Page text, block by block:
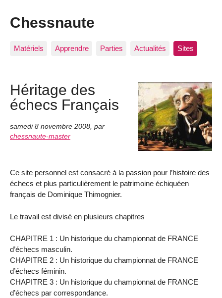
Chessnaute
Matériels Apprendre Parties Actualités Sites
Héritage des
échecs Français
samedi 8 novembre 2008, par
chessnaute-master
Ce site personnel est consacré à la passion pour l’histoire des
échecs et plus particulièrement le patrimoine échiquéen
français de Dominique Thimognier.
Le travail est divisé en plusieurs chapitres
CHAPITRE 1 : Un historique du championnat de FRANCE
d’échecs masculin.
CHAPITRE 2 : Un historique du championnat de FRANCE
d’échecs féminin.
CHAPITRE 3 : Un historique du championnat de FRANCE
d’échecs par correspondance.